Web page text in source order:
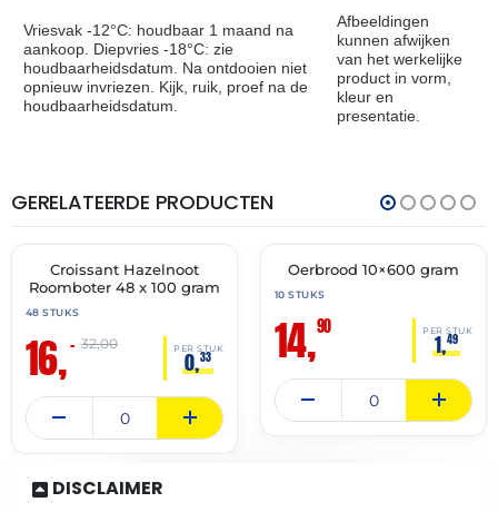
Vriesvak -12°C: houdbaar 1 maand na
aankoop. Diepvries -18°C: zie
houdbaarheidsdatum. Na ontdooien niet
opnieuw invriezen. Kijk, ruik, proef na de
houdbaarheidsdatum.
Afbeeldingen
kunnen afwijken
van het werkelijke
product in vorm,
kleur en
presentatie.
GERELATEERDE PRODUCTEN
🔥 OP=OP
THT:
31-
Croissant Hazelnoot
Roomboter 48 x 100 gram
48 STUKS
16,– PER STUK
0,33
32,00
🔥 OP=OP
Oerbrood 10×600 gram
10 STUKS
14,90 PER STUK
1,49
DISCLAIMER